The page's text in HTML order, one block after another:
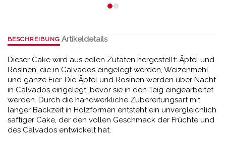
BESCHREIBUNG Artikeldetails
Dieser Cake wird aus edlen Zutaten hergestellt: Äpfel und
Rosinen, die in Calvados eingelegt werden, Weizenmehl
und ganze Eier. Die Äpfel und Rosinen werden über Nacht
in Calvados eingelegt, bevor sie in den Teig eingearbeitet
werden. Durch die handwerkliche Zubereitungsart mit
langer Backzeit in Holzformen entsteht ein unvergleichlich
saftiger Cake, der den vollen Geschmack der Früchte und
des Calvados entwickelt hat.